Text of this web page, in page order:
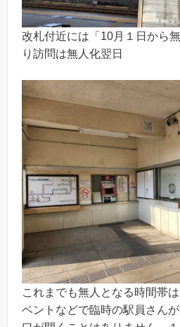
改札付近には「10月１日から
り訪問は無人化翌日
これまでも無人となる時間帯
ベントなどで臨時の駅員さん